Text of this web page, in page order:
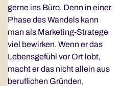
gerne ins Büro. Denn in einer
Phase des Wandels kann
man als Marketing-Stratege
viel bewirken. Wenn er das
Lebensgefühl vor Ort lobt,
macht er das nicht allein aus
beruflichen Gründen,